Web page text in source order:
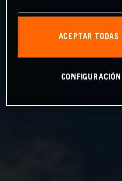
ACEPTAR